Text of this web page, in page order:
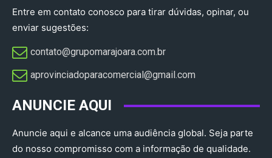
Entre em contato conosco para tirar dúvidas, opinar, ou
enviar sugestões:
contato@grupomarajoara.com.br
aprovinciadoparacomercial@gmail.com​
ANUNCIE AQUI
Anuncie aqui e alcance uma audiência global. Seja parte
do nosso compromisso com a informação de qualidade.